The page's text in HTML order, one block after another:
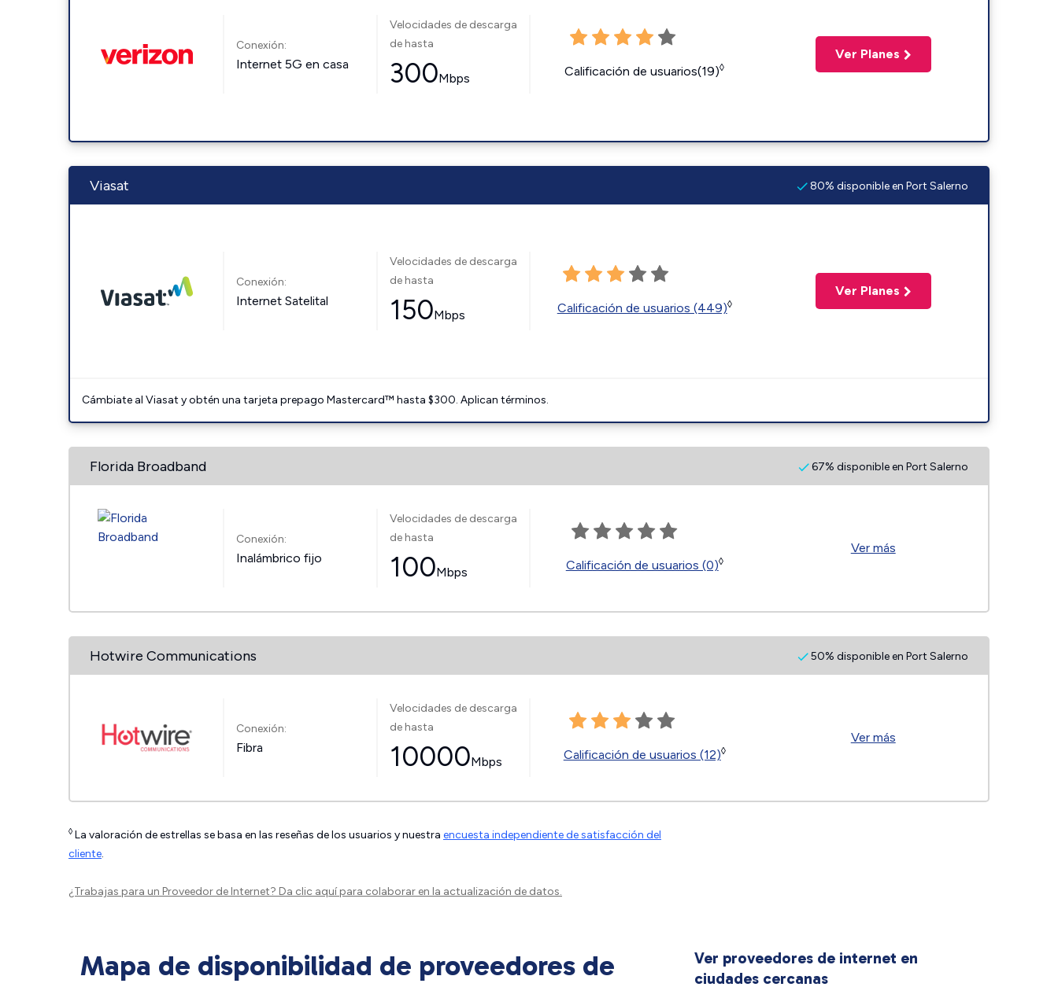
Conexión:
Internet 5G en casa
Velocidades de descarga
de hasta
300Mbps Calificación de usuarios(19)◊
Ver Planes
Viasat 80% disponible en Port Salerno
Conexión:
Internet Satelital
Velocidades de descarga
de hasta
150Mbps Calificación de usuarios (449)◊
Ver Planes
Cámbiate al Viasat y obtén una tarjeta prepago Mastercard™ hasta $300. Aplican términos.
Florida Broadband 67% disponible en Port Salerno
Conexión:
Inalámbrico fijo
Velocidades de descarga
de hasta
100Mbps Calificación de usuarios (0)◊
Ver más
Hotwire Communications 50% disponible en Port Salerno
Conexión:
Fibra
Velocidades de descarga
de hasta
10000Mbps Calificación de usuarios (12)◊
Ver más
◊ La valoración de estrellas se basa en las reseñas de los usuarios y nuestra encuesta independiente de satisfacción del
cliente.
¿Trabajas para un Proveedor de Internet? Da clic aquípara colaborar en la actualización de datos.
Mapa de disponibilidad de proveedores de
Ver proveedores de internet en
ciudades cercanas